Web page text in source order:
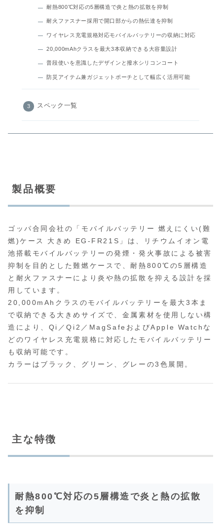
耐熱800℃対応の5層構造で炎と熱の拡散を抑制
耐火ファスナー採用で開口部からの熱伝達を抑制
ワイヤレス充電規格対応モバイルバッテリーの収納に対応
20,000mAhクラスを最大3本収納できる大容量設計
普段使いを意識したデザインと撥水シリコンコート
防災アイテム兼ガジェットポーチとして幅広く活用可能
スペック一覧
製品概要
ゴッパ合同会社の「モバイルバッテリー 燃えにくい(難
燃)ケース 大きめ EG-FR21S」は、リチウムイオン電
池搭載モバイルバッテリーの発煙・発火事故による被害
抑制を目的とした難燃ケースで、耐熱800℃の5層構造
と耐火ファスナーにより炎や熱の拡散を抑える設計を採
用しています。
20,000mAhクラスのモバイルバッテリーを最大3本ま
で収納できる大きめサイズで、金属素材を使用しない構
造により、Qi／Qi2／MagSafeおよびApple Watchな
どのワイヤレス充電規格に対応したモバイルバッテリー
も収納可能です。
カラーはブラック、グリーン、グレーの3色展開。
主な特徴
耐熱800℃対応の5層構造で炎と熱の拡散
を抑制